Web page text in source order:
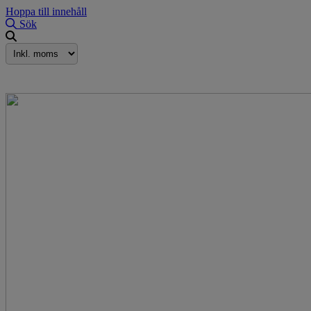
Hoppa till innehåll
Sök